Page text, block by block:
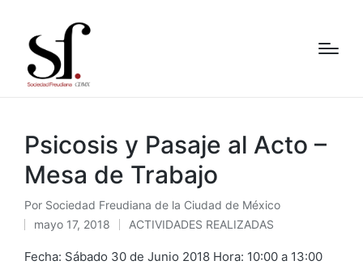
Psicosis y Pasaje al Acto –
Mesa de Trabajo
Publicado
por
Por Sociedad Freudiana de la Ciudad de México
mayo 17, 2018
Publicado
en
ACTIVIDADES REALIZADAS
Fecha: Sábado 30 de Junio 2018 Hora: 10:00 a 13:00